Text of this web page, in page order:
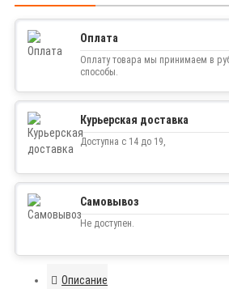
Оплата
Оплату товара мы принимаем в
способы.
Курьерская доставка
Доступна с 14 до 19,
Самовывоз
Не доступен.
Описание